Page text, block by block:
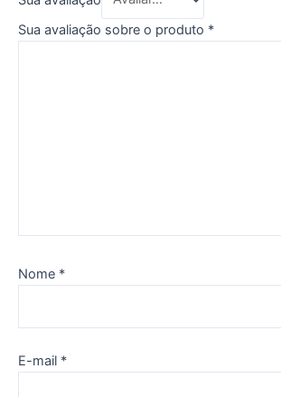
Sua avaliação sobre o produto *
Nome *
E-mail *